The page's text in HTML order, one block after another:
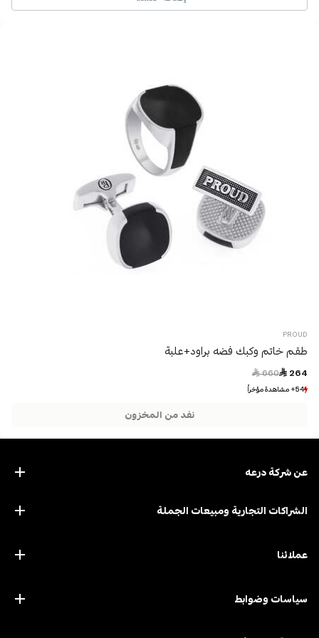
PROUD
طقم خاتم وكبك فضه براود+علبة
 264
Price reduced from
 660
54+ مشاهدة مؤخراً
54+ مشاهدة مؤخراً
نفد من المخزون
عن ﺷﺮﻛﺔ درﻋﻪ
الشراكات التجارية ومبيعات الجملة
عملائنا
سياسات وضوابط